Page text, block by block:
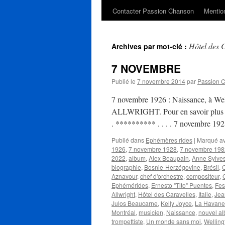
Contacter Passion Chanson
Archives par mot-clé : Hôtel des
7 NOVEMBRE
Publié le 7 novembre 2014par Passion
7 novembre 1926 : Naissance, à
ALLWRIGHT. Pour en savoir
. ********** . . . . 7 novembre
Publié dans Ephémères rides | Marqué
1926, 7 novembre 1928, 7 novembre
2022, album, Alex Beaupain, Anne
biographie, Bosnie-Herzégovine, Brésil,
Aznavour, chef d'orchestre, compositeur,
Ephémérides, Ernesto "Tito" Puentes,
Allwright, Hôtel des Caravelles, Italie,
Julos Beaucarne, Kelly Joyce, La Havane
Montréal, musicien, Naissance, nouvel
trompettiste, Un monde sans moi,